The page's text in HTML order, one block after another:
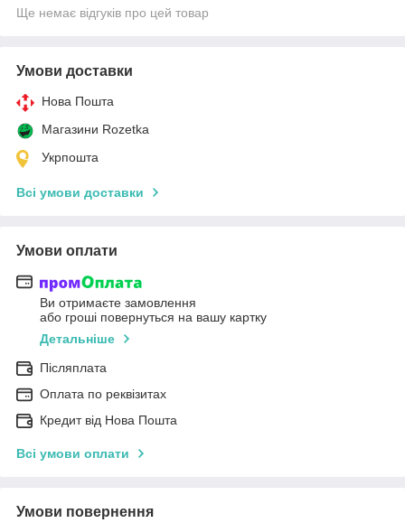
Ще немає відгуків про цей товар
Умови доставки
Нова Пошта
Магазини Rozetka
Укрпошта
Всі умови доставки
Умови оплати
Ви отримаєте замовлення
або гроші повернуться на вашу картку
Детальніше
Післяплата
Оплата по реквізитах
Кредит від Нова Пошта
Всі умови оплати
Умови повернення